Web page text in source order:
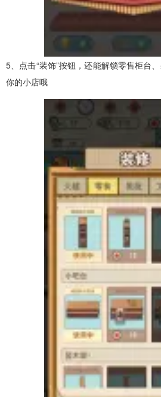
5、点击“装饰”按钮，还能解锁零售柜台
你的小店哦